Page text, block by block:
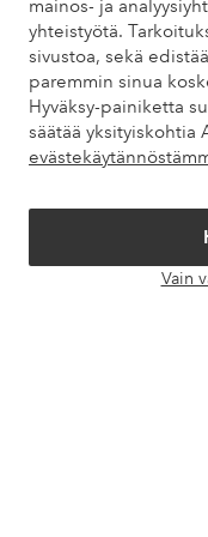
mainos- ja
yhteistyötä.
sivustoa, sekä
paremmin sinua
Hyväksy-painiketta
säätää yksityiskohtia
Vain
Asiakaspalvelu
Omat sivut
Tietoa Elloksesta